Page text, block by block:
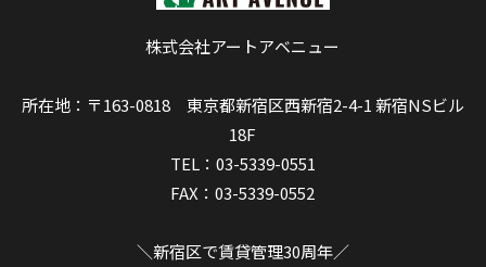
株式会社アートアベニュー
所在地：〒163-0818 東京都新宿区西新宿2-4-1 新宿NSビル
18F
TEL：03-5339-0551
FAX：03-5339-0552
＼新宿区で賃貸管理30周年／